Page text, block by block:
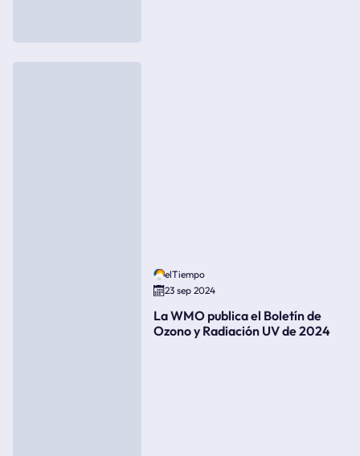
elTiempo
23 sep 2024
La WMO publica el Boletín de
Ozono y Radiación UV de 2024